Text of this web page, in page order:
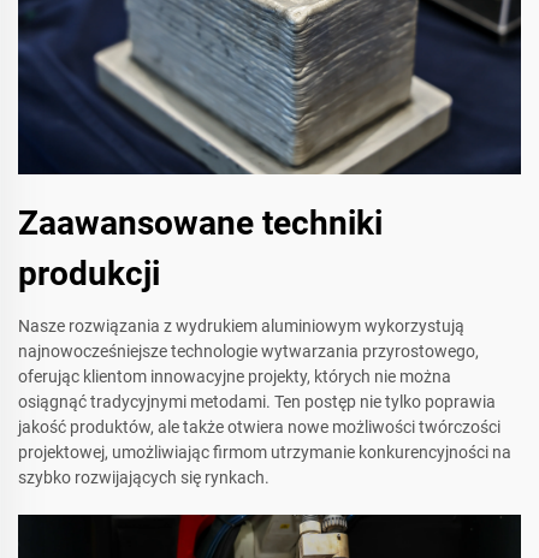
Zaawansowane techniki
produkcji
Nasze rozwiązania z wydrukiem aluminiowym wykorzystują
najnowocześniejsze technologie wytwarzania przyrostowego,
oferując klientom innowacyjne projekty, których nie można
osiągnąć tradycyjnymi metodami. Ten postęp nie tylko poprawia
jakość produktów, ale także otwiera nowe możliwości twórczości
projektowej, umożliwiając firmom utrzymanie konkurencyjności na
szybko rozwijających się rynkach.